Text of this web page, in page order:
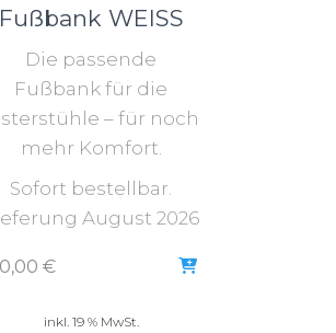
Fußbank WEISS
Die passende
Fußbank für die
– für noch
mehr Komfort.
Sofort bestellbar.
August 2026
€
inkl. 19 % MwSt.